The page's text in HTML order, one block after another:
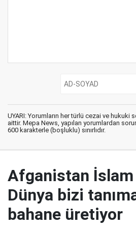
UYARI: Yorumların her türlü cezai ve hukuki
aittir. Mepa News, yapılan yorumlardan
600 karakterle (boşluklu) sınırlıdır.
Afganistan
Dünya bizi
bahane üretiyor